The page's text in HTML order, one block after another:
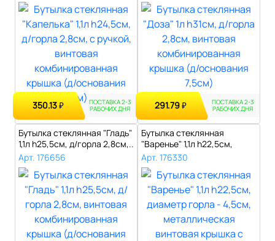
350.13₽ ПОСТАВКА 2-3
РАБОЧИХ ДНЯ 291.79₽ ПОСТАВКА 2-3
РАБОЧИХ ДНЯ
Бутылка стеклянная "Гладь"
1,1л h25,5см, д/горла 2,8см,..
Арт. 176656
Бутылка стеклянная
"Варенье" 1,1л h22,5см,
диаметр горл..
Арт. 176330